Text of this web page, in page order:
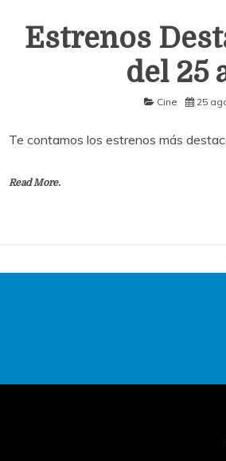
Estrenos
del 25
Cine 25
Te contamos los estrenos más
Read More.